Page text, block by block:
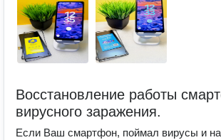
Восстановление работы
вирусного заражения.
Если Ваш смартфон, поймал вирусы и